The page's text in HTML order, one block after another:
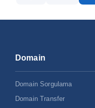
Domain
Domain Sorgulama
Domain Transfer